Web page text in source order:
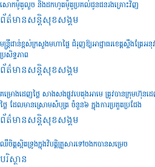
សោកម៉ូតូលួច និងដកហូតម៉ូតូប្រគល់ជូនជនរងគ្រោះវិញ
ព័ត៌មានសន្តិសុខ​សង្គម
មន្រ្តីជាន់ខ្ពស់ក្រសួងមហាផ្ទៃ ជំរុញឱ្យអាជ្ញាធរខេត្តស្ទឹង
ប្រសិទ្ធភាព
ព័ត៌មានសន្តិសុខ​សង្គម
គម្រោងដេញថ្លៃ សាងសងផ្លូវបេតុងអាមេ ត្រូវបានក្រុមហ៊ុនដេ
ថ្លៃ ដែលមានស្រោមសំបុត្រ ចំនួន៦ ក្នុងការប្រគួតប្រជែង
ព័ត៌មានសន្តិសុខ​សង្គម
ឈឺចិត្តស្អិតទ្រូងក្នុងវិបត្តិគ្រួសារទៅចងកបានសម្រេច
បរិស្ថាន